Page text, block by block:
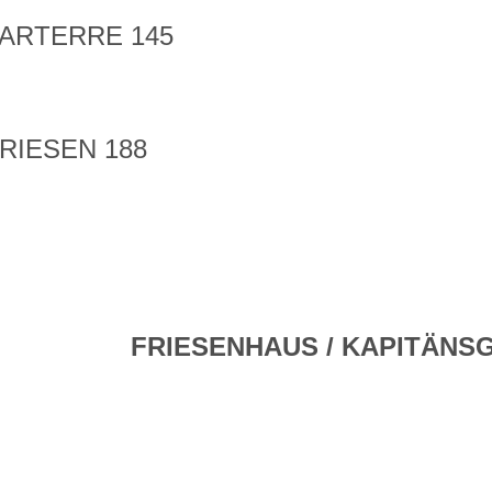
145
188
FRIESENHAUS /